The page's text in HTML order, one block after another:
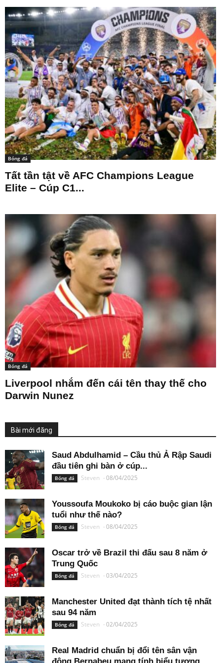
Bóng đá
Tất tần tật về AFC Champions League
Elite – Cúp C1...
Bóng đá
Liverpool nhắm đến cái tên thay thế cho
Darwin Nunez
Bài mới đăng
Saud Abdulhamid – Cầu thủ Ả Rập Saudi
đầu tiên ghi bàn ở cúp...
Bóng đá Steven -08/04/2025
Youssoufa Moukoko bị cáo buộc gian lận
tuổi như thế nào?
Bóng đá Steven -08/04/2025
Oscar trở về Brazil thi đấu sau 8 năm ở
Trung Quốc
Bóng đá Steven -03/04/2025
Manchester United đạt thành tích tệ nhất
sau 94 năm
Bóng đá Steven -02/04/2025
Real Madrid chuẩn bị đổi tên sân vận
động Bernabeu mang tính biểu tượng